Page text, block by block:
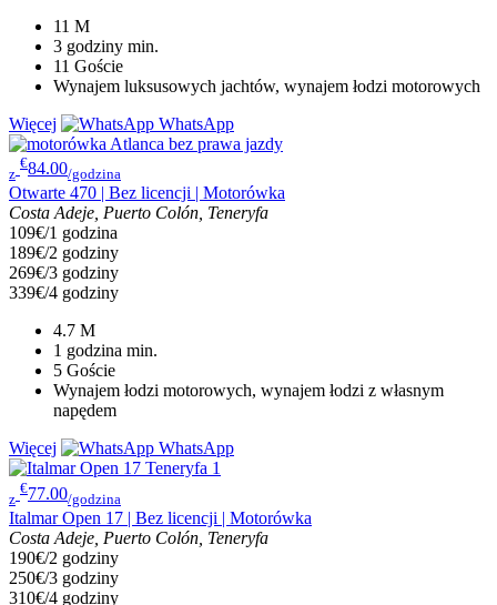
11 M
3 godziny min.
11 Goście
Wynajem luksusowych jachtów, wynajem łodzi motorowych
Więcej
WhatsApp
z
€84.00/godzina
Otwarte 470 | Bez licencji | Motorówka
Costa Adeje, Puerto Colón, Teneryfa
109€/1 godzina
189€/2 godziny
269€/3 godziny
339€/4 godziny
4.7 M
1 godzina min.
5 Goście
Wynajem łodzi motorowych, wynajem łodzi z własnym
napędem
Więcej
WhatsApp
z
€77.00/godzina
Italmar Open 17 | Bez licencji | Motorówka
Costa Adeje, Puerto Colón, Teneryfa
190€/2 godziny
250€/3 godziny
310€/4 godziny